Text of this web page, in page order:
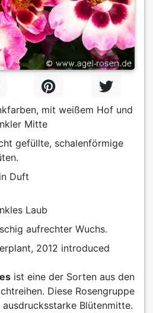
mit weißem Hof und
Mitte
gefüllte, schalenförmige
Duft
Laub
aufrechter Wuchs.
2012 introduced
ist eine der Sorten aus den
Diese Rosengruppe
Blütenmitte.